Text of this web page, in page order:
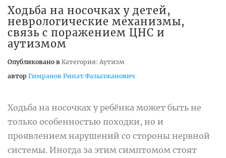
Ходьба на носочках у детей,
неврологические механизмы,
связь с поражением ЦНС и
аутизмом
Опубликовано в Категория: Аутизм
автор Гимранов Ринат Фазылжанович
Ходьба на носочках у ребёнка может быть не
только особенностью походки, но и
проявлением нарушений со стороны нервной
системы. Иногда за этим симптомом стоят